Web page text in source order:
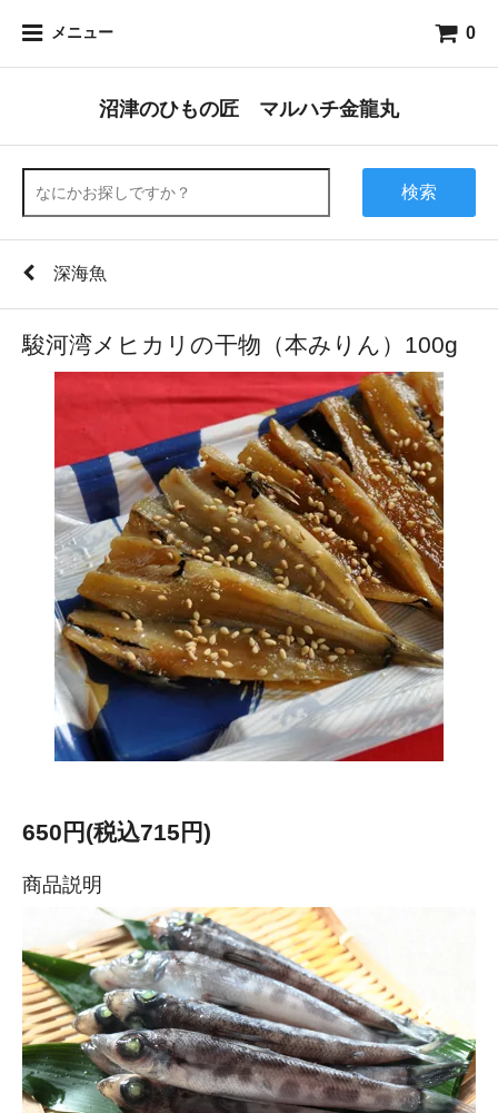
メニュー 0
沼津のひもの匠 マルハチ金龍丸
検索
深海魚
駿河湾メヒカリの干物（本みりん）100g
650円(税込715円)
商品説明